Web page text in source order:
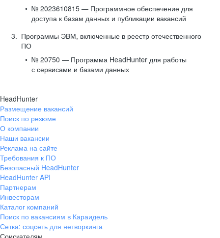
№ 2023610815 — Программное обеспечение для
доступа к базам данных и публикации вакансий
Программы ЭВМ, включенные в реестр отечественного
ПО
№ 20750 — Программа HeadHunter для работы
с сервисами и базами данных
HeadHunter
Размещение вакансий
Поиск по резюме
О компании
Наши вакансии
Реклама на сайте
Требования к ПО
Безопасный HeadHunter
HeadHunter API
Партнерам
Инвесторам
Каталог компаний
Поиск по вакансиям в Караидель
Сетка: соцсеть для нетворкинга
Соискателям